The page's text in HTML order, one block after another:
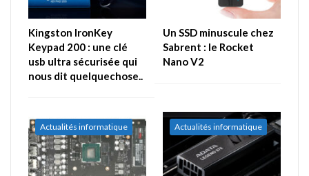
Kingston IronKey
Keypad 200 : une clé
usb ultra sécurisée qui
nous dit quelquechose..
Un SSD minuscule chez
Sabrent : le Rocket
Nano V2
Actualités informatique Actualités informatique